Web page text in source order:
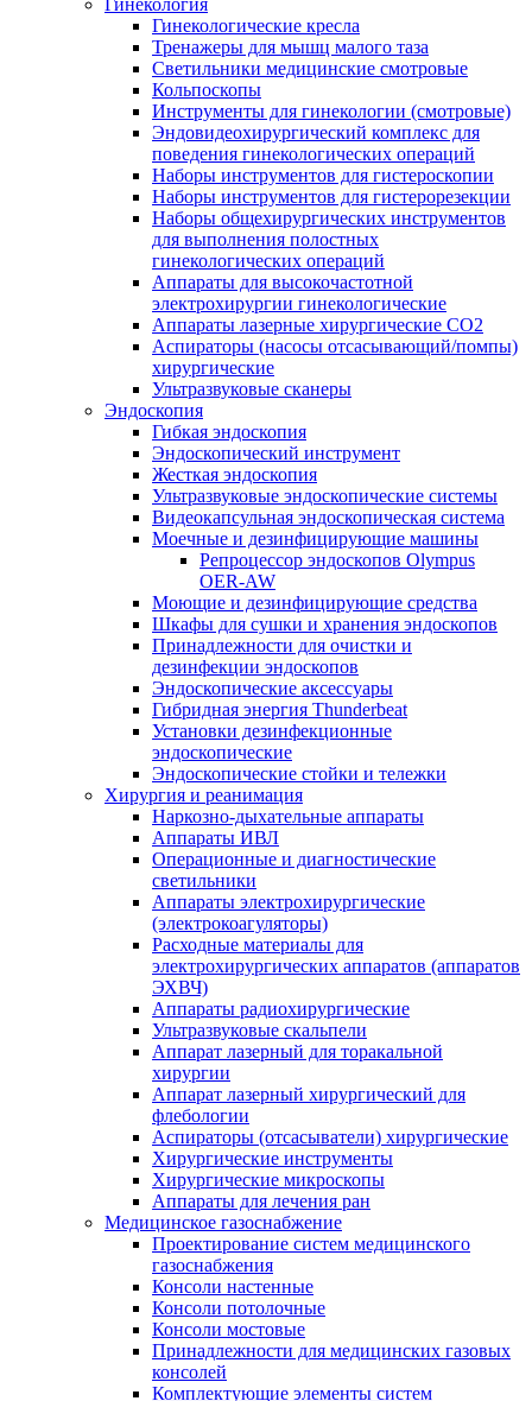
Гинекология
Гинекологические кресла
Тренажеры для мышц малого таза
Светильники медицинские смотровые
Кольпоскопы
Инструменты для гинекологии (смотровые)
Эндовидеохирургический комплекс для
поведения гинекологических операций
Наборы инструментов для гистероскопии
Наборы инструментов для гистерорезекции
Наборы общехирургических инструментов
для выполнения полостных
гинекологических операций
Аппараты для высокочастотной
электрохирургии гинекологические
Аппараты лазерные хирургические СО2
Аспираторы (насосы отсасывающий/помпы)
хирургические
Ультразвуковые сканеры
Эндоскопия
Гибкая эндоскопия
Эндоскопический инструмент
Жесткая эндоскопия
Ультразвуковые эндоскопические системы
Видеокапсульная эндоскопическая система
Моечные и дезинфицирующие машины
Репроцессор эндоскопов Olympus
OER-AW
Моющие и дезинфицирующие средства
Шкафы для сушки и хранения эндоскопов
Принадлежности для очистки и
дезинфекции эндоскопов
Эндоскопические аксессуары
Гибридная энергия Thunderbeat
Установки дезинфекционные
эндоскопические
Эндоскопические стойки и тележки
Хирургия и реанимация
Наркозно-дыхательные аппараты
Аппараты ИВЛ
Операционные и диагностические
светильники
Аппараты электрохирургические
(электрокоагуляторы)
Расходные материалы для
электрохирургических аппаратов (аппаратов
ЭХВЧ)
Аппараты радиохирургические
Ультразвуковые скальпели
Аппарат лазерный для торакальной
хирургии
Аппарат лазерный хирургический для
флебологии
Аспираторы (отсасыватели) хирургические
Хирургические инструменты
Хирургические микроскопы
Аппараты для лечения ран
Медицинское газоснабжение
Проектирование систем медицинского
газоснабжения
Консоли настенные
Консоли потолочные
Консоли мостовые
Принадлежности для медицинских газовых
консолей
Комплектующие элементы систем